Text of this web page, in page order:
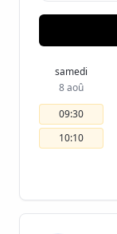
samedi
8 aoû
09:30
10:10